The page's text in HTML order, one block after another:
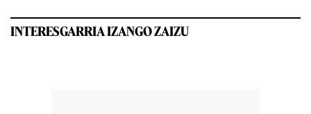
INTERESGARRIA IZANGO ZAIZU